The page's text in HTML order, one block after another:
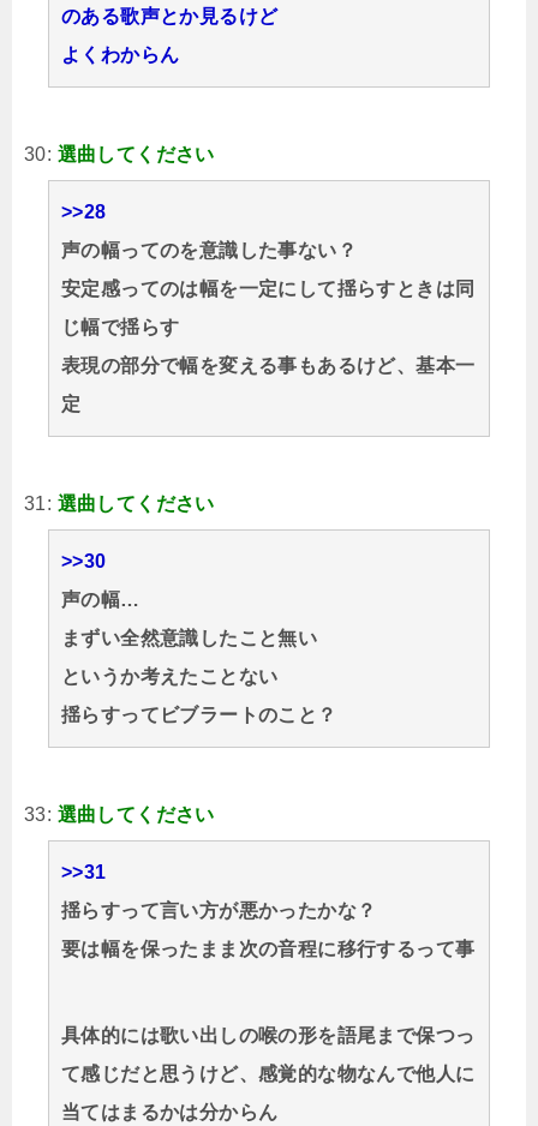
のある歌声とか見るけど
よくわからん
30: 選曲してください
>>28
声の幅ってのを意識した事ない？
安定感ってのは幅を一定にして揺らすときは同
じ幅で揺らす
表現の部分で幅を変える事もあるけど、基本一
定
31: 選曲してください
>>30
声の幅…
まずい全然意識したこと無い
というか考えたことない
揺らすってビブラートのこと？
33: 選曲してください
>>31
揺らすって言い方が悪かったかな？
要は幅を保ったまま次の音程に移行するって事
具体的には歌い出しの喉の形を語尾まで保つっ
て感じだと思うけど、感覚的な物なんで他人に
当てはまるかは分からん